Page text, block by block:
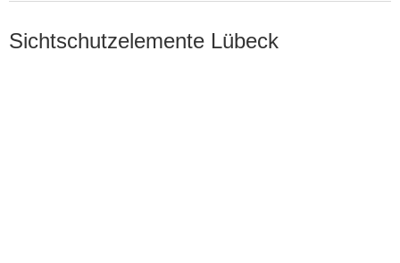
Sichtschutzelemente Lübeck